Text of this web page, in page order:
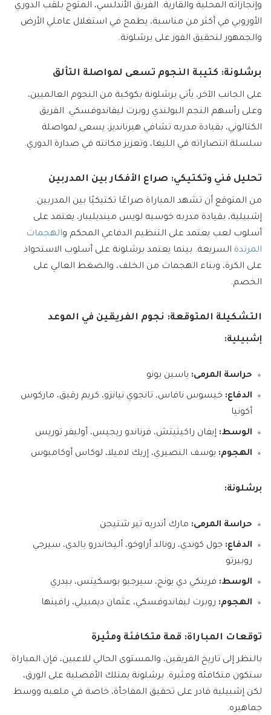
وإنجازاته المحلية والقارية. الفريق الأندلسي، المتوج بلقب الدوري
الأوروبي في أكثر من مناسبة، يطمح في استغلال عاملي الأرض
والجمهور لتحقيق الفوز على برشلونة.
برشلونة: كتيبة النجوم تسعى لمواصلة التألق
على الجانب الآخر، يأتي برشلونة بكوكبة من النجوم العالميين،
وعلى رأسهم النجم البولندي روبرت ليفاندوفسكي. الفريق
الكتالوني، بقيادة مدربه تشافي هيرنانديز، يسعى لمواصلة
سلسلة انتصاراته في الليغا، وتعزيز مكانته في صدارة الدوري.
تحليل فني وتكتيكي: صراع الأفكار بين المدربين
من المتوقع أن تشهد المباراة صراعًا تكتيكيًا بين المدربين.
إشبيلية، بقيادة مدربه خوسيه لويس مينديليبار، يعتمد على
أسلوب لعب يعتمد على التنظيم الدفاعي المحكم والهجمات
المرتدة السريعة. بينما يعتمد برشلونة على أسلوب الاستحواذ
على الكرة، وبناء الهجمات من الخلف، والضغط العالي على
الخصم.
التشكيلة المتوقعة: نجوم الفريقين في الموعد
إشبيلية:
حراسة المرمى: ياسين بونو
الدفاع: خيسوس نافاس، تانجوي نيانزو، كريم رقيق، ماركوس
أكونيا
الوسط: إيفان راكيتيتش، فرناندو ريجيس، أوليفر توريس
الهجوم: يوسف النصيري، إريك لاميلا، لوكاس أوكامبوس
برشلونة:
حراسة المرمى: مارك أندريه تير شتيجن
الدفاع: جول كوندي، رونالد أراوخو، أليخاندرو بالدي، سيرجي
روبيرتو
الوسط: فرينكي دي يونج، سيرجيو بوسكيتس، بيدري
الهجوم: روبرت ليفاندوفسكي، عثمان ديمبيلي، رافينها
توقعات المباراة: قمة متكافئة ومثيرة
بالنظر إلى تاريخ الفريقين، والمستوى الحالي للاعبين، فإن المباراة
ستكون متكافئة ومثيرة. برشلونة يمتلك الأفضلية على الورق،
لكن إشبيلية قادر على تحقيق المفاجأة، خاصة في ملعبه ووسط
جماهيره.